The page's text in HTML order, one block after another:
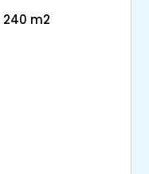
240 m2